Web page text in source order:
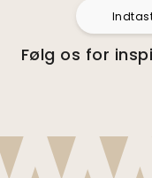
Følg os for